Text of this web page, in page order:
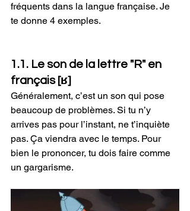
fréquents dans la langue française. Je
te donne 4 exemples.
1.1. Le son de la lettre "R" en
français [ʁ]
Généralement, c’est un son qui pose
beaucoup de problèmes. Si tu n’y
arrives pas pour l’instant, ne t’inquiète
pas. Ça viendra avec le temps. Pour
bien le prononcer, tu dois faire comme
un gargarisme.